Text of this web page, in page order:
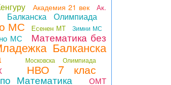
Академия 21 век
Ак.
Балканска Олимпиада
МС Есенен МТ Зимни МС
МС Математика без
Балканска
Московска Олимпиада
НВО 7 клас
Математика
ОМТ